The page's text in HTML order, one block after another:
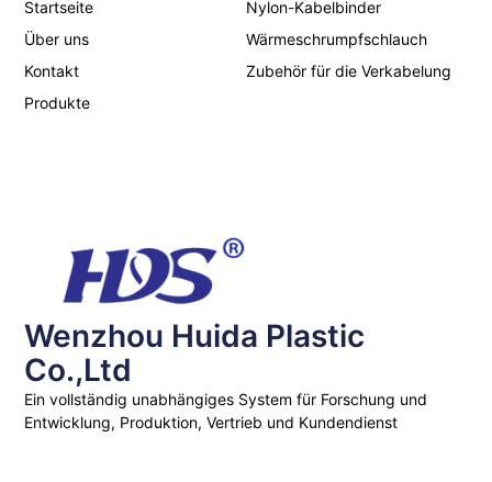
Wenzhou Huida Plastic
Co.,Ltd
Ein vollständig unabhängiges System für Forschung und
Entwicklung, Produktion, Vertrieb und Kundendienst
Nylon-Kabelbinder
Wärmeschrumpfschlauch
Zubehör für die Verkabelung
Startseite
Über uns
Kontakt
Produkte